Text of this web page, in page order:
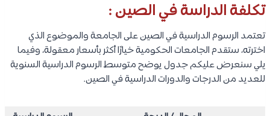
تكلفة الدراسة في الصين :
تعتمد الرسوم الدراسية في الصين على الجامعة والموضوع الذي
اخترته، ستقدم الجامعات الحكومية خيارًا أكثر بأسعار معقولة، وفيما
يلي سنعرض عليكم جدول يوضح متوسط الرسوم الدراسية السنوية
للعديد من الدرجات والدورات الدراسية في الصين.